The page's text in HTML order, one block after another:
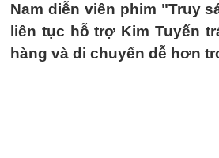
Nam diễn viên phim "Truy
liên tục hỗ trợ Kim Tuyến
hàng và di chuyển dễ hơn